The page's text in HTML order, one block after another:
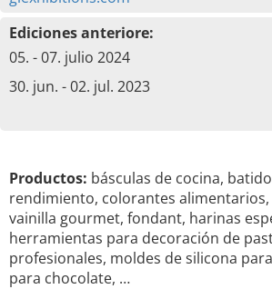
Ediciones anteriore:
05. - 07. julio 2024
30. jun. - 02. jul. 2023
Productos: básculas de cocina,
rendimiento, colorantes
vainilla gourmet, fondant, harinas
herramientas para decoración de
profesionales, moldes de silicona
para chocolate, …